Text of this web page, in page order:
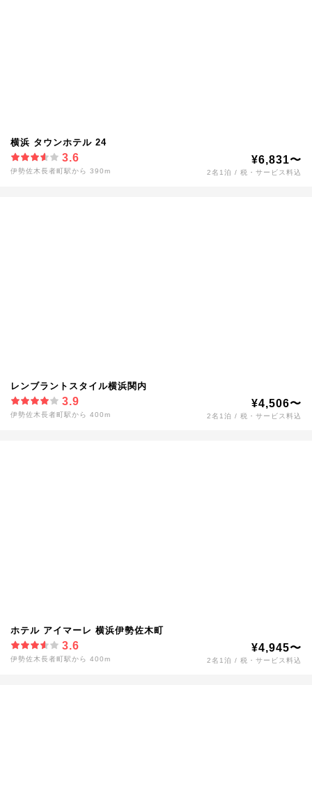
横浜 タウンホテル 24
3.6
伊勢佐木長者町駅から 390m
¥6,831〜
2名1泊 / 税・サービス料込
レンブラントスタイル横浜関内
3.9
伊勢佐木長者町駅から 400m
¥4,506〜
2名1泊 / 税・サービス料込
ホテル アイマーレ 横浜伊勢佐木町
3.6
伊勢佐木長者町駅から 400m
¥4,945〜
2名1泊 / 税・サービス料込